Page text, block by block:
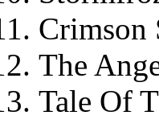
Crimson
The
Tale Of